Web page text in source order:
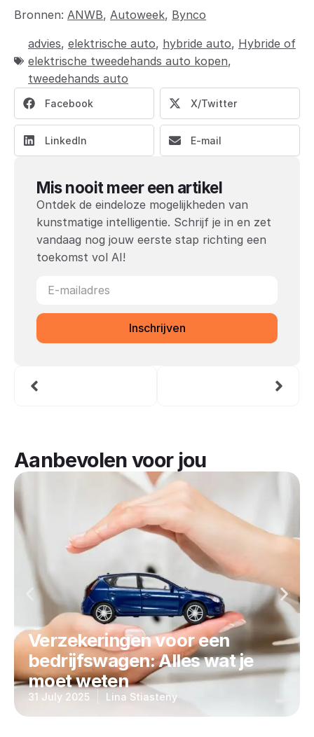
Bronnen: ANWB, Autoweek, Bynco
advies, elektrische auto, hybride auto, Hybride of
elektrische tweedehands auto kopen,
tweedehands auto
Facebook X/Twitter
LinkedIn E-mail
Mis nooit meer een artikel
Ontdek de eindeloze mogelijkheden van
kunstmatige intelligentie. Schrijf je in en zet
vandaag nog jouw eerste stap richting een
toekomst vol AI!
Inschrijven
Aanbevolen voor jou
Verzekeringen voor een
bedrijfswagen: Alles wat je
moet weten
31 July 2025 Lina Stiasteny